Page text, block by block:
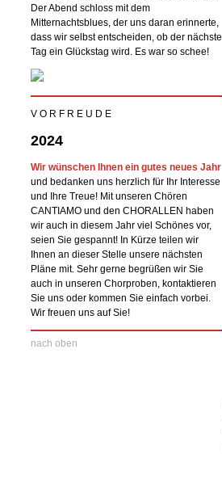
Der Abend schloss mit dem
Mitternachtsblues, der uns daran erinnerte,
dass wir selbst entscheiden, ob der nächste
Tag ein Glückstag wird. Es war so schee!
V O R F R E U D E
2024
Wir wünschen Ihnen ein gutes neues Jahr
und bedanken uns herzlich für Ihr Interesse
und Ihre Treue! Mit unseren Chören
CANTIAMO und den CHORALLEN haben
wir auch in diesem Jahr viel Schönes vor,
seien Sie gespannt! In Kürze teilen wir
Ihnen an dieser Stelle unsere nächsten
Pläne mit. Sehr gerne begrüßen wir Sie
auch in unseren Chorproben, kontaktieren
Sie uns oder kommen Sie einfach vorbei.
Wir freuen uns auf Sie!
nach oben